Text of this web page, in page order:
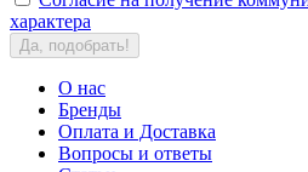
характера
Да, подобрать!
О нас
Бренды
Оплата и Доставка
Вопросы и ответы